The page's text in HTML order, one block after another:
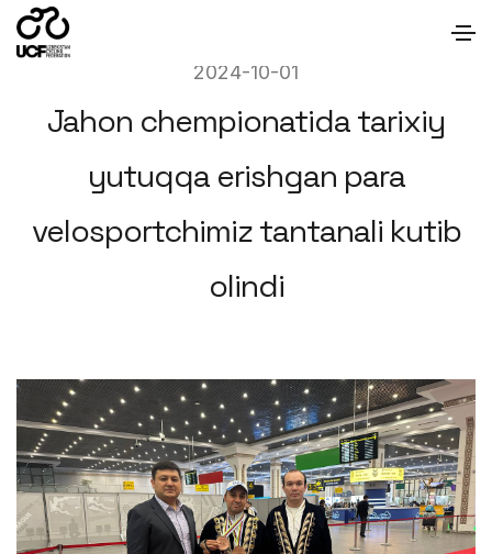
2024-10-01
Jahon chempionatida tarixiy
yutuqqa erishgan para
velosportchimiz tantanali kutib
olindi